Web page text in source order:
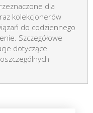
dla
kolekcjonerów
do codziennego
Szczegółowe
dotyczące